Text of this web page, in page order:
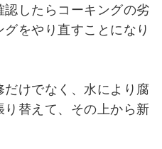
したらコーキングの劣
をやり直すことになり
けでなく、水により腐
替えて、その上から新